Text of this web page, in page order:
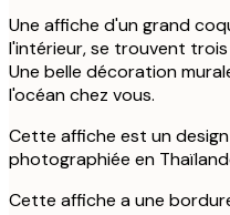
Une affiche d'un grand
l'intérieur, se trouvent
Une belle décoration
l'océan chez vous.
Cette affiche est un
photographiée en
Cette affiche a une